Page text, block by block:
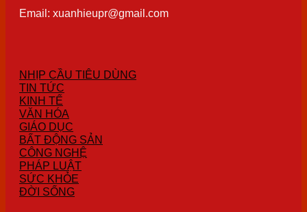
Email: xuanhieupr@gmail.com
NHỊP CẦU TIÊU DÙNG
TIN TỨC
KINH TẾ
VĂN HÓA
GIÁO DỤC
BẤT ĐỘNG SẢN
CÔNG NGHỆ
PHÁP LUẬT
SỨC KHỎE
ĐỜI SỐNG